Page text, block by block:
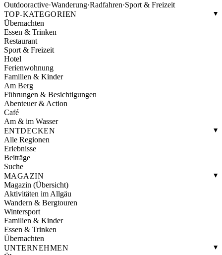
Outdooractive·Wanderung·Radfahren·Sport & Freizeit
TOP-KATEGORIEN
Übernachten
Essen & Trinken
Restaurant
Sport & Freizeit
Hotel
Ferienwohnung
Familien & Kinder
Am Berg
Führungen & Besichtigungen
Abenteuer & Action
Café
Am & im Wasser
ENTDECKEN
Alle Regionen
Erlebnisse
Beiträge
Suche
MAGAZIN
Magazin (Übersicht)
Aktivitäten im Allgäu
Wandern & Bergtouren
Wintersport
Familien & Kinder
Essen & Trinken
Übernachten
UNTERNEHMEN